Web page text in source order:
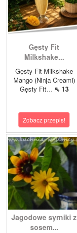
Gęsty Fit
Milkshake...
Gęsty Fit Milkshake
Mango (Ninja Creami)
Gęsty Fit... ⇖ 13
Zobacz przepis!
Jagodowe syrniki z
sosem...